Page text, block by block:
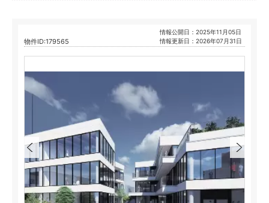
物件ID:179565
情報公開日：2025年11月05日
情報更新日：2026年07月31日